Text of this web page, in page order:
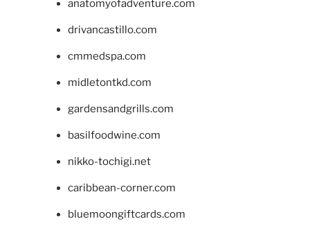
anatomyofadventure.com
drivancastillo.com
cmmedspa.com
midletontkd.com
gardensandgrills.com
basilfoodwine.com
nikko-tochigi.net
caribbean-corner.com
bluemoongiftcards.com